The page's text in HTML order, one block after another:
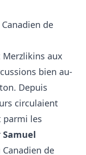
de
aux
bien au-
Depuis
circulaient
parmi les
Samuel
de